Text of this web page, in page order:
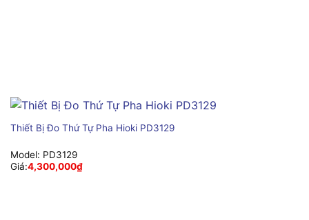
Thiết Bị Đo Thứ Tự Pha Hioki PD3129
Model: PD3129
Giá:4,300,000₫